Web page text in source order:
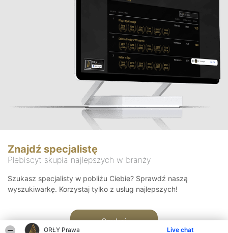
ORŁY Prawa Live chat
Znajdź specjalistę
Plebiscyt skupia najlepszych w branży
Szukasz specjalisty w pobliżu Ciebie? Sprawdź naszą
wyszukiwarkę. Korzystaj tylko z usług najlepszych!
Szukaj